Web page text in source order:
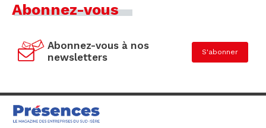
Abonnez-vous
Abonnez-vous à nos
newsletters
S'abonner